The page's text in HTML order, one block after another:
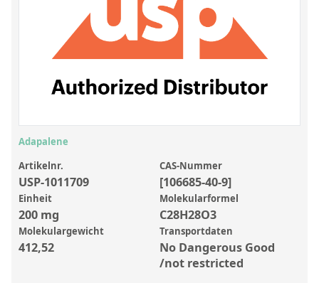
Laborvergleichsuntersuchungen (LVU/PT)
Laborbedarf und Verbrauchsmaterialien
Sonstige Standards
Übersicht: Kundenspezifische Standards
Organische Analyten | Rückstandsanalytik
Elementstandards in Öl
Metallstandards | Setting Up Samples (SUS)
Kundenspezifische Polymerstandards
Adapalene
Artikelnr.
USP-1011709
CAS-Nummer
[106685-40-9]
Einheit
200 mg
Molekularformel
C28H28O3
Molekulargewicht
412,52
Transportdaten
No Dangerous Good
/not restricted